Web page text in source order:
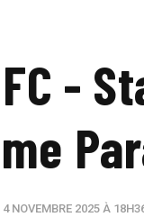
-
4 NOVEMBRE 2025 À